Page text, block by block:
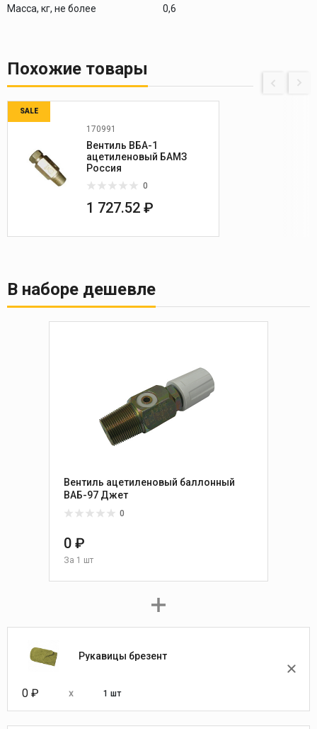
Масса, кг, не более
0,6
Похожие товары
SALE
170991
Вентиль ВБА-1
ацетиленовый БАМЗ
Россия
0
1 727.52 ₽
В наборе дешевле
Вентиль ацетиленовый баллонный
ВАБ-97 Джет
0
0 ₽
За 1 шт
Рукавицы брезент
0 ₽ 1 шт